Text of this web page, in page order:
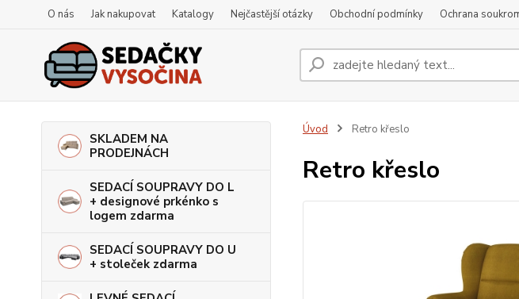
O nás Jak nakupovat Katalogy Nejčastější otázky Obchodní podmínky Ochrana
SKLADEM NA
PRODEJNÁCH
SEDACÍ SOUPRAVY DO L
+ designové prkénko s
logem zdarma
SEDACÍ SOUPRAVY DO U
+ stoleček zdarma
Úvod Retro křeslo
Retro křeslo